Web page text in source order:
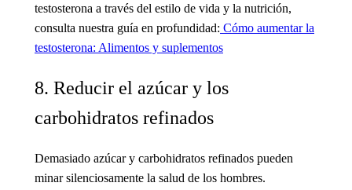
testosterona a través del estilo de vida y la nutrición,
consulta nuestra guía en profundidad: Cómo aumentar la
testosterona: Alimentos y suplementos
8. Reducir el azúcar y los
carbohidratos refinados
Demasiado azúcar y carbohidratos refinados pueden
minar silenciosamente la salud de los hombres.